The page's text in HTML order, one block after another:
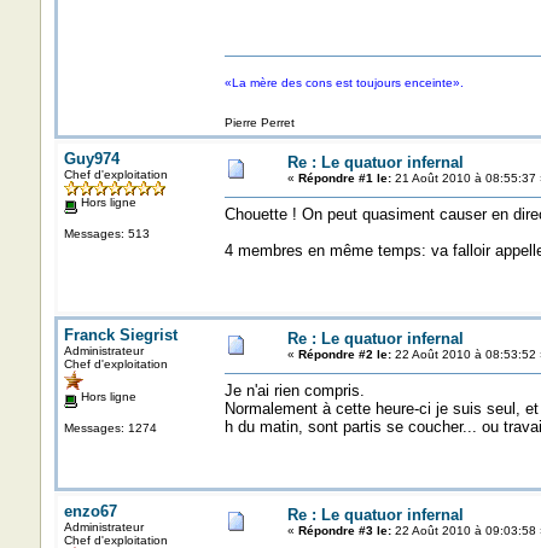
«La mère des cons est toujours enceinte».
Pierre Perret
Guy974
Chef d'exploitation
Hors ligne
Messages: 513
Re : Le quatuor infernal
« Répondre #1 le:21 Août 2010 à 08:55:37
Chouette ! On peut quasiment causer en
4 membres en même temps: va falloir
Franck Siegrist
Administrateur
Chef d'exploitation
Hors ligne
Messages: 1274
Re : Le quatuor infernal
« Répondre #2 le:22 Août 2010 à 08:53:52
Je n'ai rien compris.
Normalement à cette heure-ci je suis seul,
h du matin, sont partis se coucher... ou
enzo67
Administrateur
Chef d'exploitation
Re : Le quatuor infernal
« Répondre #3 le:22 Août 2010 à 09:03:58